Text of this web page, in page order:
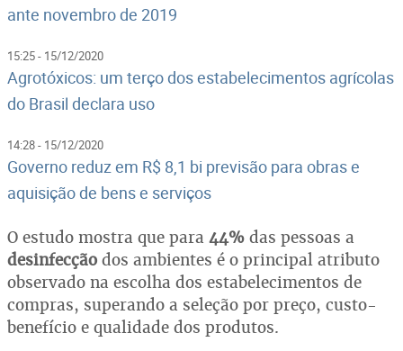
ante novembro de 2019
15:25 - 15/12/2020
Agrotóxicos: um terço dos estabelecimentos agrícolas
do Brasil declara uso
14:28 - 15/12/2020
Governo reduz em R$ 8,1 bi previsão para obras e
aquisição de bens e serviços
O estudo mostra que para 44% das pessoas a
desinfecção dos ambientes é o principal atributo
observado na escolha dos estabelecimentos de
compras, superando a seleção por preço, custo-
benefício e qualidade dos produtos.